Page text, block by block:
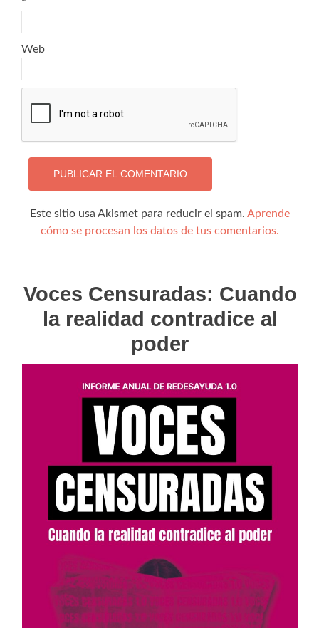
Web
Este sitio usa Akismet para reducir el spam. Aprende
cómo se procesan los datos de tus comentarios.
Voces Censuradas: Cuando
la realidad contradice al
poder